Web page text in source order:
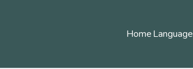
HomeLanguage